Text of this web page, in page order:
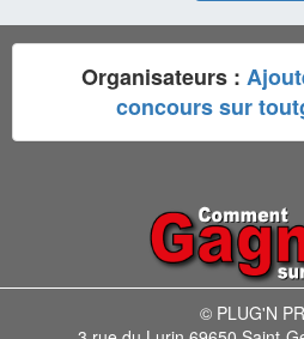
Organisateurs :
concours sur
© PLUG'N